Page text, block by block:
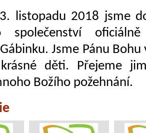
listopadu 2018 jsme
společenství
Jsme Pánu Bohu
děti. Přejeme
Božího požehnání.